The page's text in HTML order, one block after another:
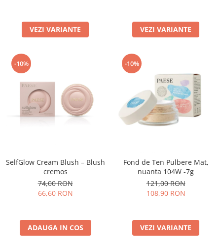
VEZI VARIANTE VEZI VARIANTE
-10%
SelfGlow Cream Blush – Blush
cremos
74,00 RON
66,60 RON
ADAUGA IN COS
-10%
Fond de Ten Pulbere Mat,
nuanta 104W -7g
121,00 RON
108,90 RON
VEZI VARIANTE